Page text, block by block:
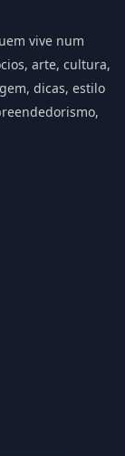
vive num
arte, cultura,
dicas, estilo